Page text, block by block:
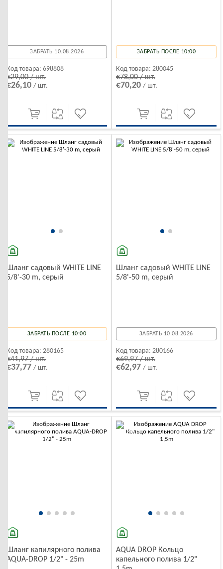
ЗАБРАТЬ 10.08.2026
Код товара: 698808
€29,00 / шт.
€26,10/ шт.
ЗАБРАТЬ ПОСЛЕ 10:00
Код товара: 280045
€78,00 / шт.
€70,20 / шт.
-10%
Шланг садовый WHITE LINE
5/8'-30 m, серый
ЗАБРАТЬ ПОСЛЕ 10:00
Код товара: 280165
€41,97 / шт.
€37,77/ шт.
-10%
Шланг садовый WHITE LINE
5/8'-50 m, серый
ЗАБРАТЬ 10.08.2026
Код товара: 280166
€69,97 / шт.
€62,97 / шт.
-10%
Шланг капилярного полива
AQUA-DROP 1/2" - 25m
-10%
AQUA DROP Кольцо
капельного полива 1/2"